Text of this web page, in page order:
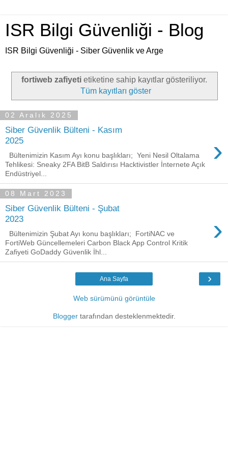
ISR Bilgi Güvenliği - Blog
ISR Bilgi Güvenliği - Siber Güvenlik ve Arge
fortiweb zafiyetietiketine sahip kayıtlar gösteriliyor.
Tüm kayıtları göster
02 Aralık 2025
Siber Güvenlik Bülteni - Kasım
2025
›
Bültenimizin Kasım Ayı konu başlıkları; Yeni Nesil Oltalama
Tehlikesi: Sneaky 2FA BitB Saldırısı Hacktivistler İnternete Açık
Endüstriyel...
08 Mart 2023
Siber Güvenlik Bülteni - Şubat
2023
›
Bültenimizin Şubat Ayı konu başlıkları; FortiNAC ve
FortiWeb Güncellemeleri Carbon Black App Control Kritik
Zafiyeti GoDaddy Güvenlik İhl...
›
Ana Sayfa
Web sürümünü görüntüle
Bloggertarafından desteklenmektedir.